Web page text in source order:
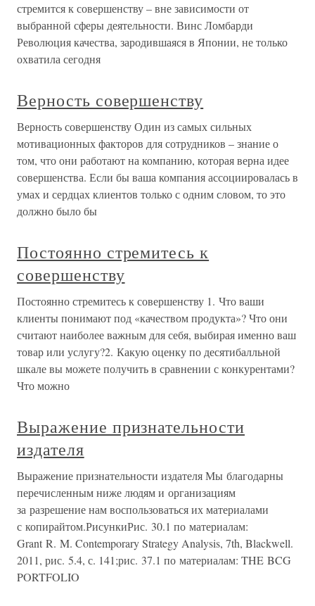
стремится к совершенству – вне зависимости от
выбранной сферы деятельности. Винс Ломбарди
Революция качества, зародившаяся в Японии, не только
охватила сегодня
Верность совершенству
Верность совершенству Один из самых сильных
мотивационных факторов для сотрудников – знание о
том, что они работают на компанию, которая верна идее
совершенства. Если бы ваша компания ассоциировалась в
умах и сердцах клиентов только с одним словом, то это
должно было бы
Постоянно стремитесь к
совершенству
Постоянно стремитесь к совершенству 1. Что ваши
клиенты понимают под «качеством продукта»? Что они
считают наиболее важным для себя, выбирая именно ваш
товар или услугу?2. Какую оценку по десятибалльной
шкале вы можете получить в сравнении с конкурентами?
Что можно
Выражение признательности
издателя
Выражение признательности издателя Мы благодарны
перечисленным ниже людям и организациям
за разрешение нам воспользоваться их материалами
с копирайтом.РисункиРис. 30.1 по материалам:
Grant R. M. Contemporary Strategy Analysis, 7th, Blackwell.
2011, рис. 5.4, с. 141;рис. 37.1 по материалам: THE BCG
PORTFOLIO